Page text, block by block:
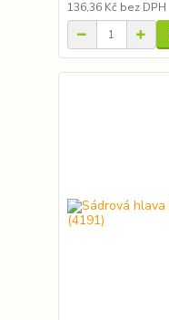
136,36 Kč bez DPH